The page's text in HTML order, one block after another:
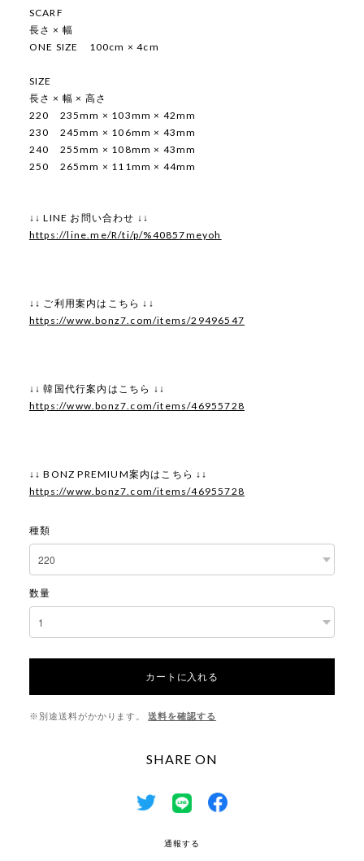
SCARF
長さ × 幅
ONE SIZE 100cm × 4cm
SIZE
長さ × 幅 × 高さ
220 235mm × 103mm × 42mm
230 245mm × 106mm × 43mm
240 255mm × 108mm × 43mm
250 265mm × 111mm × 44mm
↓↓ LINE お問い合わせ ↓↓
https://line.me/R/ti/p/%40857meyoh
↓↓ ご利用案内はこちら ↓↓
https://www.bonz7.com/items/29496547
↓↓ 韓国代行案内はこちら ↓↓
https://www.bonz7.com/items/46955728
↓↓ BONZ PREMIUM案内はこちら ↓↓
https://www.bonz7.com/items/46955728
種類
数量
カートに入れる
※別途送料がかかります。 送料を確認する
SHARE ON
通報する